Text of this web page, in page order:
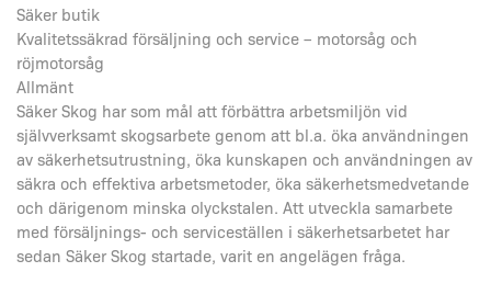
Säker butik
Kvalitetssäkrad försäljning och service – motorsåg och
röjmotorsåg
Allmänt
Säker Skog har som mål att förbättra arbetsmiljön vid
självverksamt skogsarbete genom att bl.a. öka användningen
av säkerhetsutrustning, öka kunskapen och användningen av
säkra och effektiva arbetsmetoder, öka säkerhetsmedvetande
och därigenom minska olyckstalen. Att utveckla samarbete
med försäljnings- och serviceställen i säkerhetsarbetet har
sedan Säker Skog startade, varit en angelägen fråga.